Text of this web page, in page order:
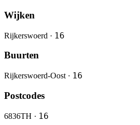
Wijken
Rijkerswoerd · 16
Buurten
Rijkerswoerd-Oost · 16
Postcodes
6836TH · 16